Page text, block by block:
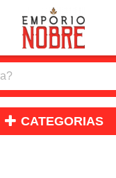
CATEGORIAS